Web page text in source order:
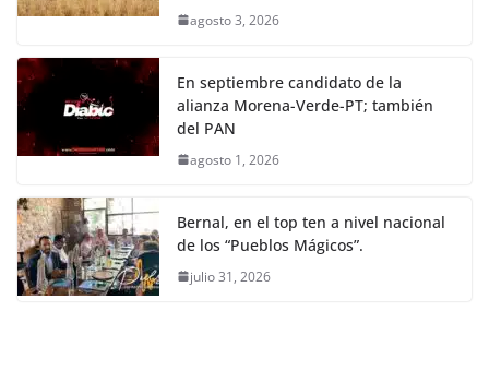
agosto 3, 2026
En septiembre candidato de la
alianza Morena-Verde-PT; también
del PAN
agosto 1, 2026
Bernal, en el top ten a nivel nacional
de los “Pueblos Mágicos”.
julio 31, 2026